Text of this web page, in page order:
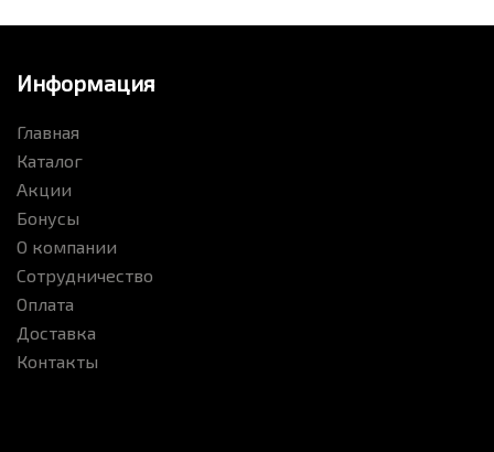
Информация
Главная
Каталог
Акции
Бонусы
О компании
Сотрудничество
Оплата
Доставка
Контакты